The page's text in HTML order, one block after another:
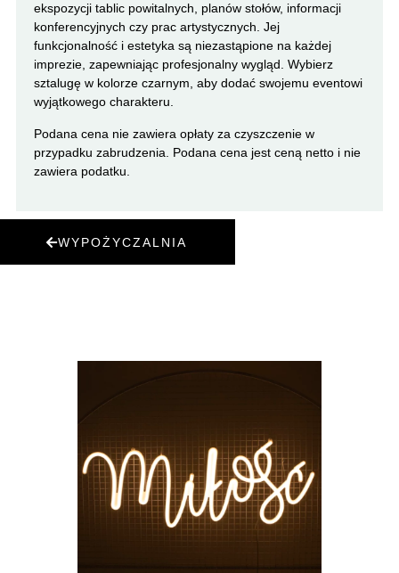
ekspozycji tablic powitalnych, planów stołów, informacji
konferencyjnych czy prac artystycznych. Jej
funkcjonalność i estetyka są niezastąpione na każdej
imprezie, zapewniając profesjonalny wygląd. Wybierz
sztalugę w kolorze czarnym, aby dodać swojemu eventowi
wyjątkowego charakteru.
Podana cena nie zawiera opłaty za czyszczenie w
przypadku zabrudzenia. Podana cena jest ceną netto i nie
zawiera podatku.
WYPOŻYCZALNIA